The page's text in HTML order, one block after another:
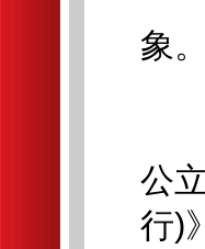
象。
1.
公
行)